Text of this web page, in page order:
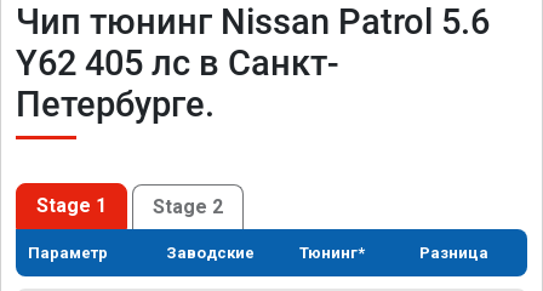
Чип тюнинг Nissan Patrol 5.6
Y62 405 лс в Санкт-
Петербурге.
Stage 1 Stage 2
Параметр Заводские Тюнинг* Разница